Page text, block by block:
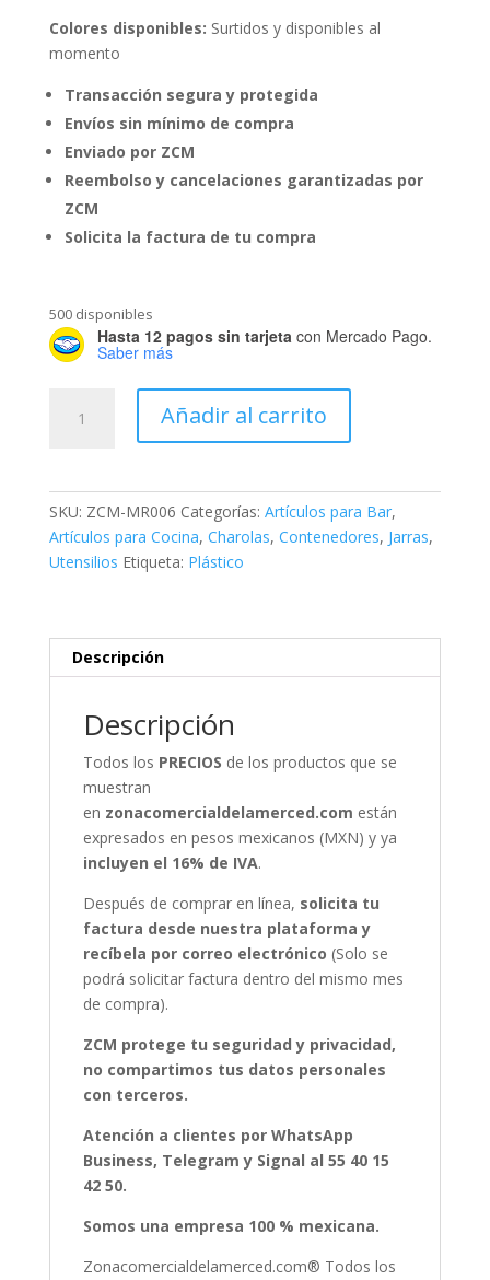
Colores disponibles: Surtidos y disponibles al
momento
Transacción segura y protegida
Envíos sin mínimo de compra
Enviado por ZCM
Reembolso y cancelaciones garantizadas por
ZCM
Solicita la factura de tu compra
500 disponibles
Hasta 12 pagos sin tarjetacon Mercado Pago.
Saber más
Moldes
Barras
cantidad
Añadir al carrito
SKU: ZCM-MR006 Categorías: Artículos para Bar,
Artículos para Cocina, Charolas, Contenedores, Jarras,
Utensilios Etiqueta: Plástico
Descripción
Descripción
Todos los PRECIOS de los productos que se
muestran
en zonacomercialdelamerced.com están
expresados en pesos mexicanos (MXN) y ya
incluyen el 16% de IVA.
Después de comprar en línea, solicita tu
factura desde nuestra plataforma y
recíbela por correo electrónico (Solo se
podrá solicitar factura dentro del mismo mes
de compra).
ZCM protege tu seguridad y privacidad,
no compartimos tus datos personales
con terceros.
Atención a clientes por WhatsApp
Business, Telegram y Signal al 55 40 15
42 50.
Somos una empresa 100 % mexicana.
Zonacomercialdelamerced.com® Todos los